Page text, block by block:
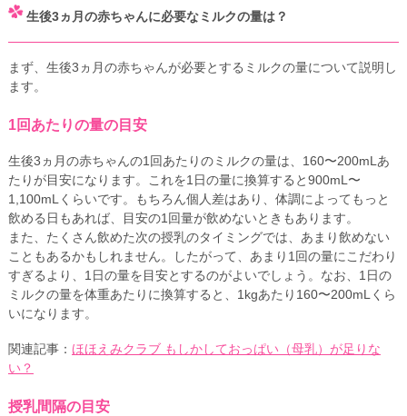
生後3ヵ月の赤ちゃんに必要なミルクの量は？
まず、生後3ヵ月の赤ちゃんが必要とするミルクの量について説明し
ます。
1回あたりの量の目安
生後3ヵ月の赤ちゃんの1回あたりのミルクの量は、160〜200mLあ
たりが目安になります。これを1日の量に換算すると900mL〜
1,100mLくらいです。もちろん個人差はあり、体調によってもっと
飲める日もあれば、目安の1回量が飲めないときもあります。
また、たくさん飲めた次の授乳のタイミングでは、あまり飲めない
こともあるかもしれません。したがって、あまり1回の量にこだわり
すぎるより、1日の量を目安とするのがよいでしょう。なお、1日の
ミルクの量を体重あたりに換算すると、1kgあたり160〜200mLくら
いになります。
関連記事： ほほえみクラブ もしかしておっぱい（母乳）が足りな
い？
授乳間隔の目安